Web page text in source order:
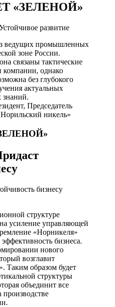
«ЗЕЛЕНОЙ»
развитие
ведущих промышленных
зоне России.
связаны тактические
компании, однако
без глубокого
актуальных
знаний.
Председатель
никель»
структуре
усиление управляющей
«Норникеля»
бизнеса.
нового
возглавит
Таким образом будет
структуры
объединит все